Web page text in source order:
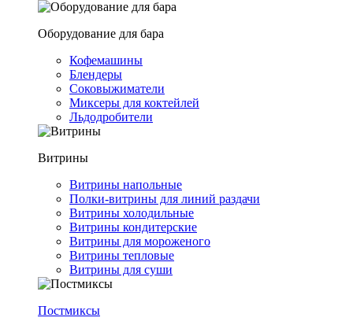
Оборудование для бара
Кофемашины
Блендеры
Соковыжиматели
Миксеры для коктейлей
Льдодробители
Витрины
Витрины напольные
Полки-витрины для линий раздачи
Витрины холодильные
Витрины кондитерские
Витрины для мороженого
Витрины тепловые
Витрины для суши
Постмиксы